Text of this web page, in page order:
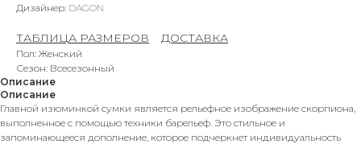
Дизайнер: DAGON
ТАБЛИЦА РАЗМЕРОВ ДОСТАВКА
Пол: Женский
Сезон: Всесезонный
Описание
Описание
Главной изюминкой сумки является рельефное изображение скорпиона,
выполненное с помощью техники барельеф. Это стильное и
запоминающееся дополнение, которое подчеркнет индивидуальность